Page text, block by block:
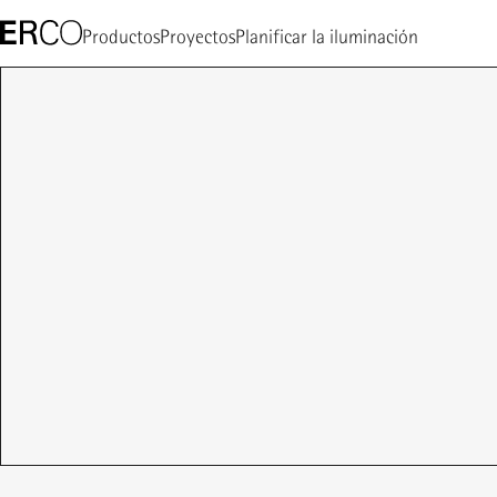
ProductosProyectosPlanificar la iluminación